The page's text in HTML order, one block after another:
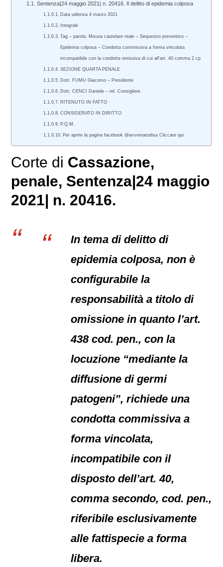
Sentenza|24 maggio 2021| n. 20416. Il delitto di epidemia colposa
Data udienza 4 marzo 2021
Integrale
Tag – parola: Misura cautelare reale – Sequestro preventivo –
Epidemia colposa – Condotta commissiva a forma vincolata
incompatibile con la condotta omissiva di cui all’art. 40 comma 2 cp
SEZIONE QUARTA PENALE
Dott. FUMU Giacomo – Presidente
Dott. CENCI Daniele – rel. Consigliere
RITENUTO IN FATTO
CONSIDERATO IN DIRITTO
P.Q.M.
Per aprire la pagina facebook @avvrenatodisa Cliccare qui
Corte di Cassazione,
penale, Sentenza|24 maggio
2021| n. 20416.
In tema di delitto di
epidemia colposa, non è
configurabile la
responsabilità a titolo di
omissione in quanto l’art.
438 cod. pen., con la
locuzione “mediante la
diffusione di germi
patogeni”, richiede una
condotta commissiva a
forma vincolata,
incompatibile con il
disposto dell’art. 40,
comma secondo, cod. pen.,
riferibile esclusivamente
alle fattispecie a forma
libera.